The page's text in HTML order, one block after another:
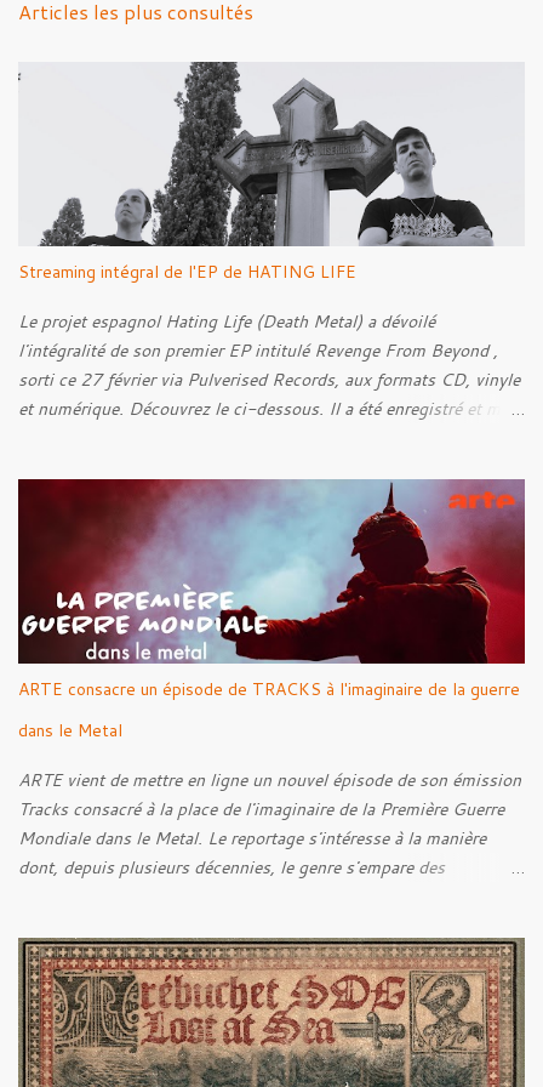
Articles les plus consultés
Streaming intégral de l'EP de HATING LIFE
Le projet espagnol Hating Life (Death Metal) a dévoilé
l'intégralité de son premier EP intitulé Revenge From Beyond ,
sorti ce 27 février via Pulverised Records, aux formats CD, vinyle
et numérique. Découvrez le ci-dessous. Il a été enregistré et mixé
Rebellion Against The Vile 05. Revenge From Beyond 06. The
Sense Of Fear
ARTE consacre un épisode de TRACKS à l'imaginaire de la guerre
dans le Metal
ARTE vient de mettre en ligne un nouvel épisode de son émission
Tracks consacré à la place de l'imaginaire de la Première Guerre
Mondiale dans le Metal. Le reportage s'intéresse à la manière
dont, depuis plusieurs décennies, le genre s'empare des
cette réflexion, Tracks est allé à la rencontre de Noise (
Kanonenfieber ) et de Dmytro Kumar ( 1914 ), qui reviennent sur
leur intérêt pour la Première Guerre mondiale. Le documentaire
donne également la parole au producteur Kristian "Kohle"
Kohlmannslehner, collaborateur de 1914 , ainsi qu'à l'historien